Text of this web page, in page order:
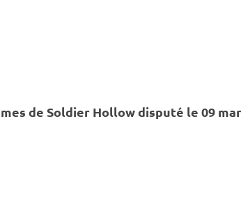
de Soldier Hollow disputé le 09